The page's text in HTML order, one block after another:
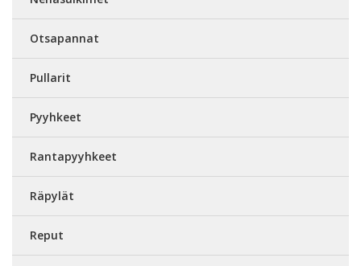
Otsapannat
Pullarit
Pyyhkeet
Rantapyyhkeet
Räpylät
Reput